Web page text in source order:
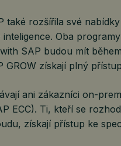
také rozšířila své
inteligence. Oba
SAP budou mít
GROW získají plný
ani zákazníci on-
ECC). Ti, kteří se
získají přístup ke